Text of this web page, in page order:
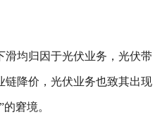
滑均归因于光伏业务，光伏带
链降价，光伏业务也致其出现
窘境。